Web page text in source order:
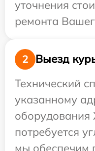
уточнения
ремонта
2
Выезд
Технический
указанному
оборудования
потребуется
мы обеспечим